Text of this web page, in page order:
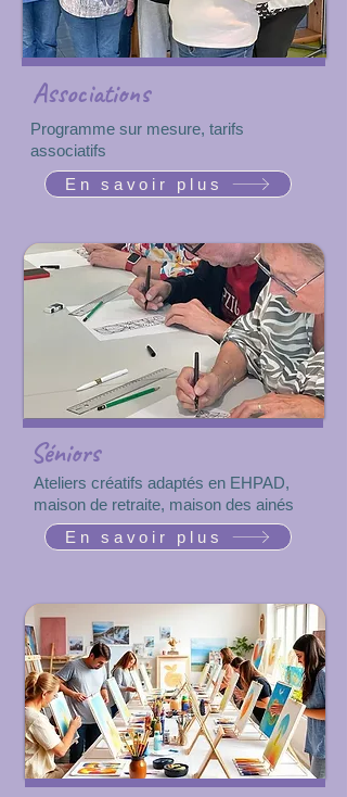
Associations
Programme sur mesure, tarifs
associatifs
En savoir plus
Séniors
Ateliers créatifs adaptés en EHPAD,
maison de retraite, maison des ainés
En savoir plus